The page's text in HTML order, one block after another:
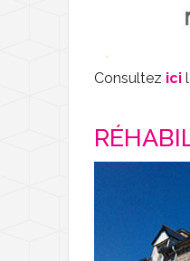
Consultez ici